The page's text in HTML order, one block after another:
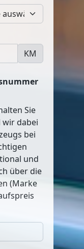
KM
Sie
wir dabei
bei
und
über die
(Marke